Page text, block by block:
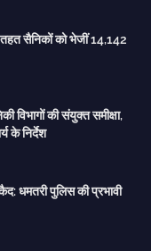
सैनिकों को भेजीं 14,142
विभागों की संयुक्त समीक्षा,
के निर्देश
धमतरी पुलिस की प्रभावी